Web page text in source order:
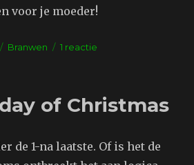
voor je moeder!
Tags
Branwen 1 reactie
of Christmas
de 1-na laatste. Of is het de